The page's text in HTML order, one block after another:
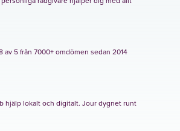
av 5 från 7000+ omdömen sedan 2014
hjälp lokalt och digitalt. Jour dygnet runt